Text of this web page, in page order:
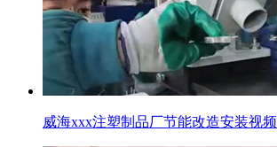
威海xxx注塑制品厂节能改造安装视频